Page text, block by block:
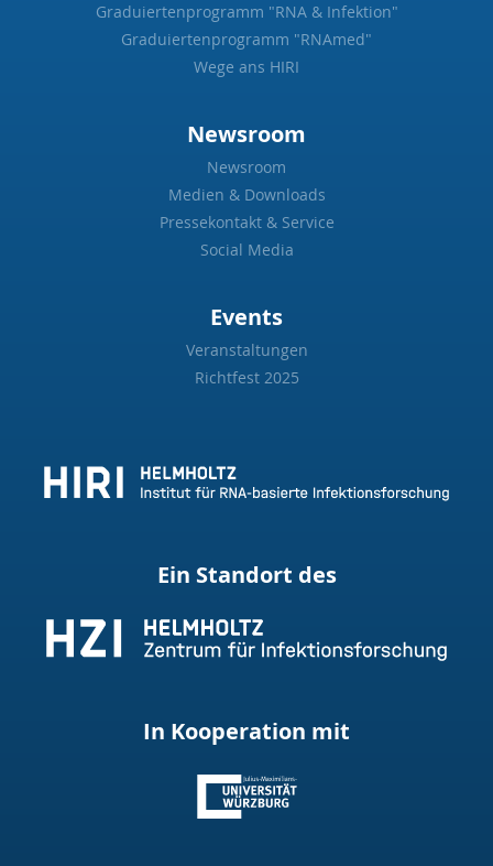
Graduiertenprogramm "RNA & Infektion"
Graduiertenprogramm "RNAmed"
Wege ans HIRI
Newsroom
Newsroom
Medien & Downloads
Pressekontakt & Service
Social Media
Events
Veranstaltungen
Richtfest 2025
Ein Standort des
In Kooperation mit